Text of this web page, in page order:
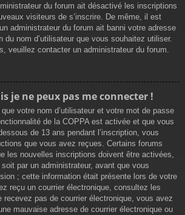
du forum ait désactivé les inscriptions
visiteurs de s’inscrire. De même, il est
administrateur du forum ait banni votre adresse
du nom d’utilisateur que vous souhaitez utiliser.
veuillez contacter un administrateur du forum.
je ne peux pas me connecter !
votre nom d’utilisateur et votre mot de passe
de la COPPA est activée et que vous
de 13 ans pendant l’inscription, vous
que vous avez reçues. Certains forums
les nouvelles inscriptions doivent être activées,
par un administrateur, avant que vous
; cette information était présente lors de votre
reçu un courrier électronique, consultez les
recevez pas de courrier électronique, vous avez
mauvaise adresse de courrier électronique ou